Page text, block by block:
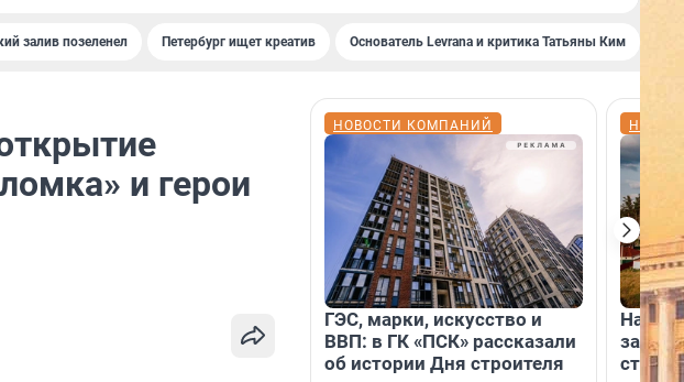
залив позеленел Петербург ищет креатив Основатель Levrana и критика Татьяны Ким
и герои
НОВОСТИ КОМПАНИЙ
ГЭС, марки, искусство и
ВВП: в ГК «ПСК» рассказали
об истории Дня строителя
На